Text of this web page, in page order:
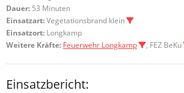
Dauer: 53 Minuten
Einsatzart:Vegetationsbrand klein
Einsatzort: Longkamp
Weitere Kräfte: Feuerwehr Longkamp , FEZ BeKu
Einsatzbericht: